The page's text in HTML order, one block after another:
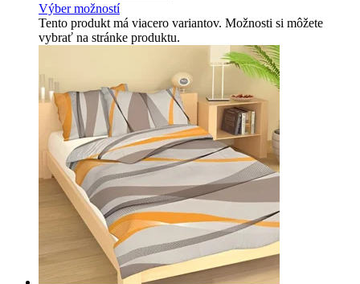
Výber možností
Tento produkt má viacero variantov. Možnosti si môžete
vybrať na stránke produktu.